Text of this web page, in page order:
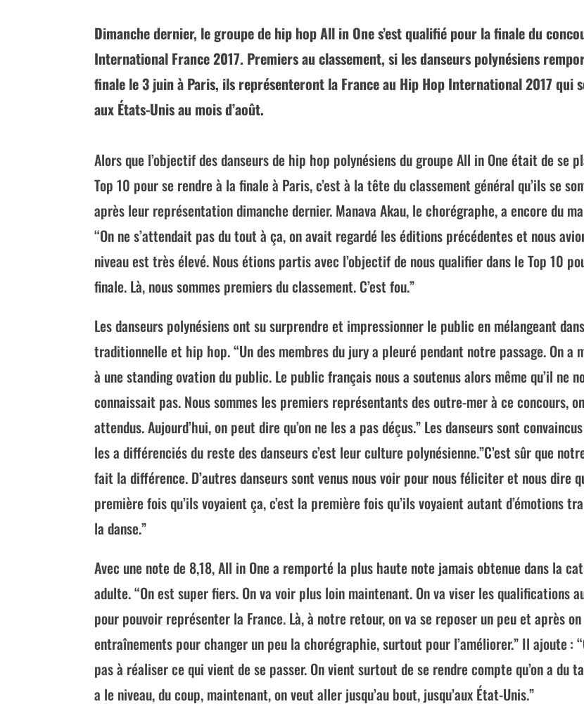
Dimanche dernier, le groupe de hip hop All in One s’est qualifié pour la finale du
International France 2017. Premiers au classement, si les danseurs polynésiens
finale le 3 juin à Paris, ils représenteront la France au Hip Hop International 2017 qui
aux États-Unis au mois d’août.
Alors que l’objectif des danseurs de hip hop polynésiens du groupe All in One était de se
Top 10 pour se rendre à la finale à Paris, c’est à la tête du classement général qu’ils se
après leur représentation dimanche dernier. Manava Akau, le chorégraphe, a encore du
“On ne s’attendait pas du tout à ça, on avait regardé les éditions précédentes et nous
niveau est très élevé. Nous étions partis avec l’objectif de nous qualifier dans le Top 10
finale. Là, nous sommes premiers du classement. C’est fou.”
Les danseurs polynésiens ont su surprendre et impressionner le public en mélangeant
traditionnelle et hip hop. “Un des membres du jury a pleuré pendant notre passage. On a
à une standing ovation du public. Le public français nous a soutenus alors même qu’il ne
connaissait pas. Nous sommes les premiers représentants des outre-mer à ce concours,
attendus. Aujourd’hui, on peut dire qu’on ne les a pas déçus.” Les danseurs sont
les a différenciés du reste des danseurs c’est leur culture polynésienne.”C’est sûr que
fait la différence. D’autres danseurs sont venus nous voir pour nous féliciter et nous dire
première fois qu’ils voyaient ça, c’est la première fois qu’ils voyaient autant d’émotions
la danse.”
Avec une note de 8,18, All in One a remporté la plus haute note jamais obtenue dans la
adulte. “On est super fiers. On va voir plus loin maintenant. On va viser les qualifications
pour pouvoir représenter la France. Là, à notre retour, on va se reposer un peu et après
entraînements pour changer un peu la chorégraphie, surtout pour l’améliorer.” Il ajoute :
pas à réaliser ce qui vient de se passer. On vient surtout de se rendre compte qu’on a du
a le niveau, du coup, maintenant, on veut aller jusqu’au bout, jusqu’aux État-Unis.”